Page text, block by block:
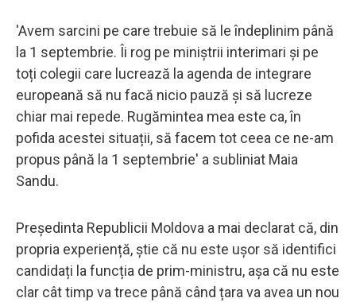
'Avem sarcini pe care trebuie să le îndeplinim până
la 1 septembrie. Îi rog pe miniștrii interimari și pe
toți colegii care lucrează la agenda de integrare
europeană să nu facă nicio pauză și să lucreze
chiar mai repede. Rugămintea mea este ca, în
pofida acestei situații, să facem tot ceea ce ne-am
propus până la 1 septembrie' a subliniat Maia
Sandu.
Președinta Republicii Moldova a mai declarat că, din
propria experiență, știe că nu este ușor să identifici
candidați la funcția de prim-ministru, așa că nu este
clar cât timp va trece până când țara va avea un nou